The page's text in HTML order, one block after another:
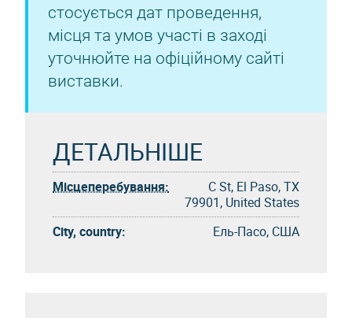
стосується дат проведення,
місця та умов участі в заході
уточнюйте на офіційному сайті
виставки.
ДЕТАЛЬНІШЕ
Місцеперебування:
C St, El Paso, TX
79901, United States
City, country:
Ель-Пасо, США